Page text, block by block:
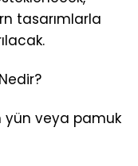
tasarımlarla
yün veya pamuk